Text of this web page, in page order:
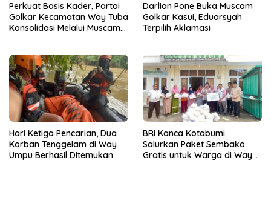
Perkuat Basis Kader, Partai
Golkar Kecamatan Way Tuba
Konsolidasi Melalui Muscam
Darlian Pone Buka Muscam
Golkar Kasui, Eduarsyah
Terpilih Aklamasi
Hari Ketiga Pencarian, Dua
Korban Tenggelam di Way
Umpu Berhasil Ditemukan
BRI Kanca Kotabumi
Salurkan Paket Sembako
Gratis untuk Warga di Way